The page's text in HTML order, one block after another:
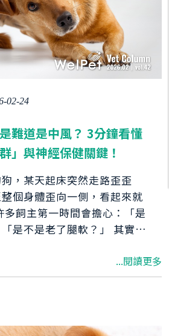
02-24
難道是中風？ 3分鐘看懂
」與神經保健關鍵！
，某天起床突然走路歪歪
個身體歪向一側，看起來就
飼主第一時間會擔心：「是
是不是老了腿軟？」 其實，
）。 狗狗也會出現類似
的症狀，例如眼球震顫、平
狗狗都能逐漸恢復平衡與活
...閱讀更多